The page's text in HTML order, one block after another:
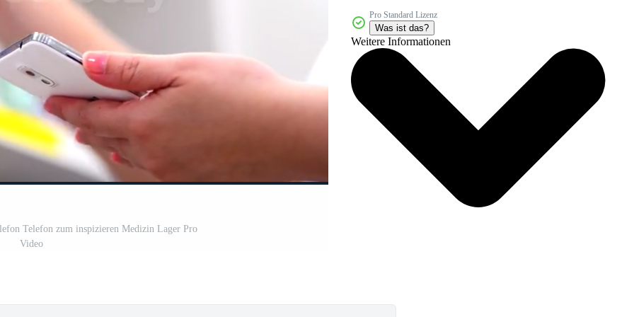
Telefon zum inspizieren Medizin Lager Pro
Video
Pro Standard Lizenz
Was ist das?
Weitere Informationen